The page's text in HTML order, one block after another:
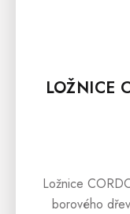
LOŽNICE
Ložnice
borového